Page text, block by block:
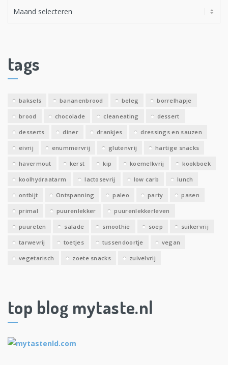
e
v
tags
baksels bananenbrood beleg borrelhapje
brood chocolade cleaneating dessert
desserts diner drankjes dressings en sauzen
eivrij enummervrij glutenvrij hartige snacks
havermout kerst kip koemelkvrij kookboek
koolhydraatarm lactosevrij low carb lunch
ontbijt Ontspanning paleo party pasen
primal puurenlekker puurenlekkerleven
puureten salade smoothie soep suikervrij
tarwevrij toetjes tussendoortje vegan
vegetarisch zoete snacks zuivelvrij
top blog mytaste.nl